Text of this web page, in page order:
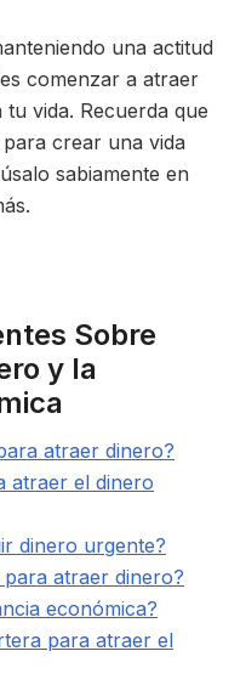
una actitud
comenzar a atraer
vida. Recuerda que
crear una vida
sabiamente en
Sobre
y la
atraer dinero?
atraer el dinero
dinero urgente?
atraer dinero?
económica?
para atraer el